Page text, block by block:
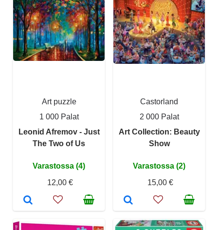
Art puzzle
1 000 Palat
Leonid Afremov - Just
The Two of Us
Varastossa (4)
12,00 €
Castorland
2 000 Palat
Art Collection: Beauty
Show
Varastossa (2)
15,00 €